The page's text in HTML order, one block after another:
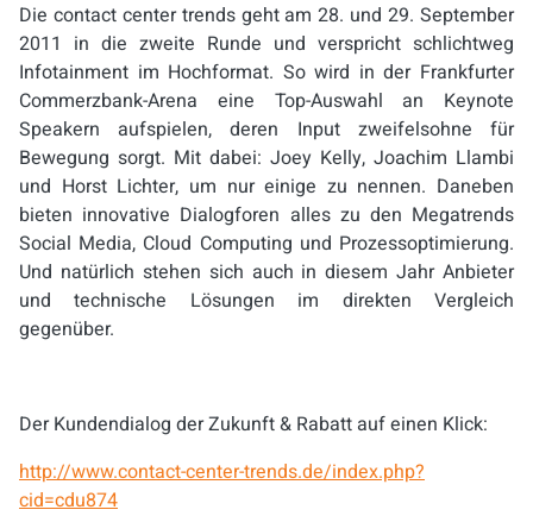
Die contact center trends geht am 28. und29. September
2011 in die zweite Runde und verspricht schlichtweg
Infotainment im Hochformat. So wird in der Frankfurter
Commerzbank-Arena eine Top-Auswahl an Keynote
Speakern aufspielen, deren Input zweifelsohne für
Bewegung sorgt. Mit dabei: Joey Kelly, Joachim Llambi
und Horst Lichter, um nur einige zu nennen. Daneben
bieten innovative Dialogforen alles zu den Megatrends
Social Media, Cloud Computing und Prozessoptimierung.
Und natürlich stehen sich auch in diesem Jahr Anbieter
und technische Lösungen im direkten Vergleich
gegenüber.
Der Kundendialog der Zukunft & Rabatt auf einen Klick:
http://www.contact-center-trends.de/index.php?
cid=cdu874